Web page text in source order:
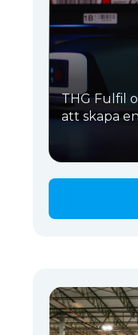
THG Fulfil
att skapa